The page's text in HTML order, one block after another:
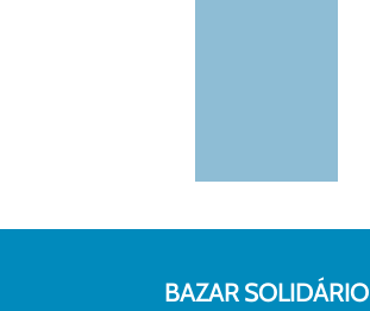
BAZAR SOLIDÁRIO